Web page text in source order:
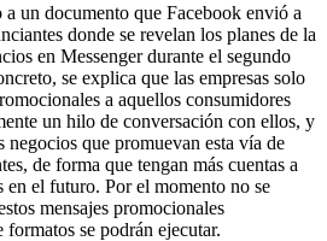
a un documento que Facebook envió a
donde se revelan los planes de la
en Messenger durante el segundo
se explica que las empresas solo
a aquellos consumidores
un hilo de conversación con ellos, y
negocios que promuevan esta vía de
de forma que tengan más cuentas a
en el futuro. Por el momento no se
mensajes promocionales
se podrán ejecutar.